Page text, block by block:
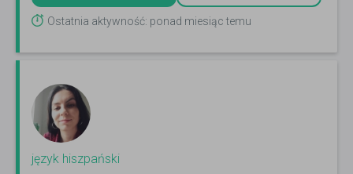
Ostatnia aktywność: ponad miesiąc temu
język hiszpański